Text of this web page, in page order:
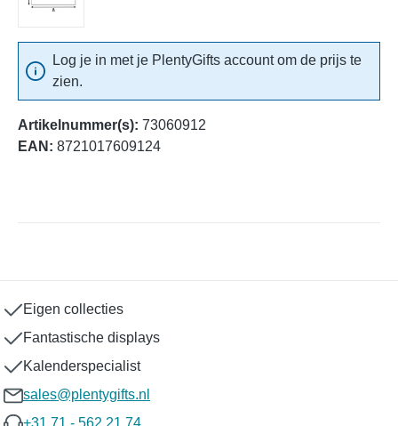
Log je in met je PlentyGifts account om de prijs te
zien.
Artikelnummer(s): 73060912
EAN: 8721017609124
Eigen collecties
Fantastische displays
Kalenderspecialist
sales@plentygifts.nl
+31 71 - 562 21 74